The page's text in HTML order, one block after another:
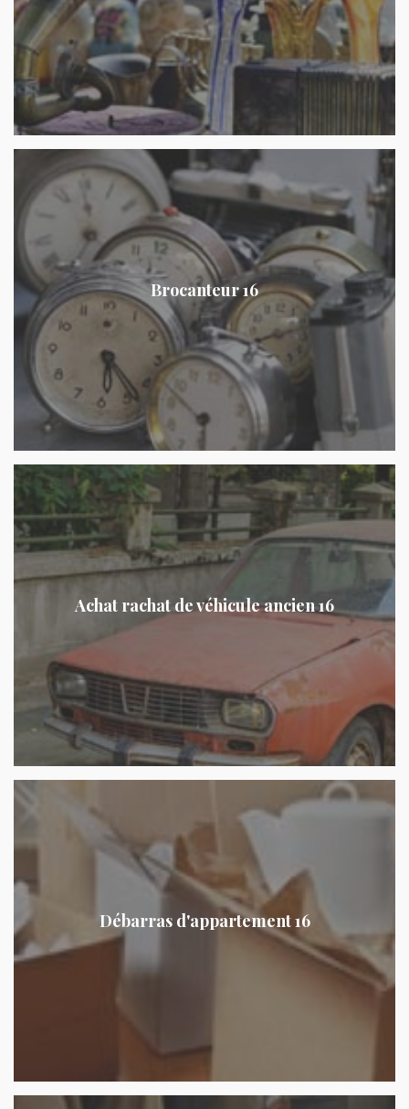
Brocanteur 16
Achat rachat de véhicule ancien 16
Débarras d'appartement 16